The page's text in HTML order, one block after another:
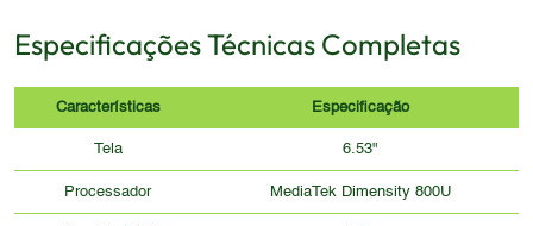
Especificações Técnicas Completas
Características Especificação
Tela 6.53"
Processador MediaTek Dimensity 800U